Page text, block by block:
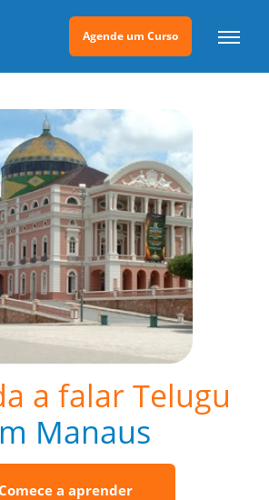
Agende um Curso
a falar Telugu
Manaus
a aprender